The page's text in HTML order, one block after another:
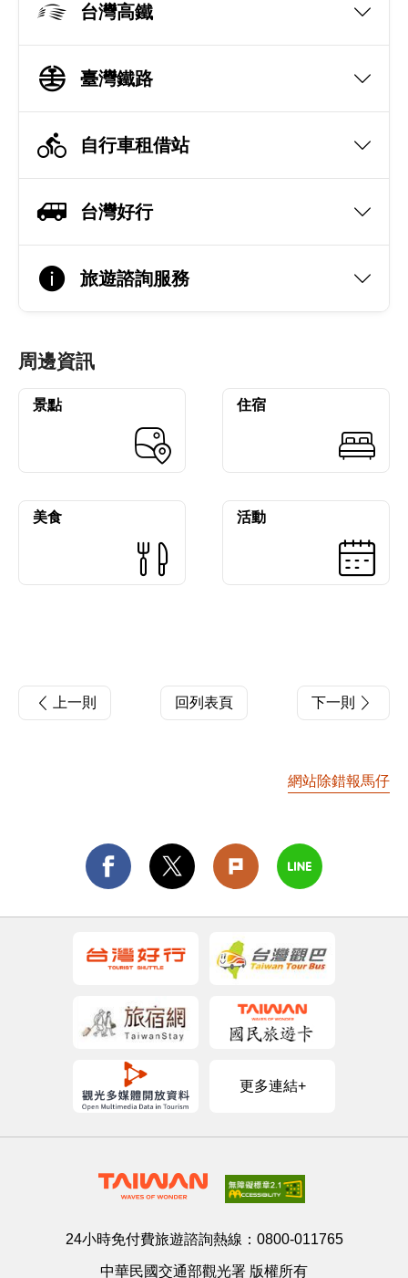
台灣高鐵
臺灣鐵路
自行車租借站
台灣好行
旅遊諮詢服務
周邊資訊
景點 住宿
美食 活動
上一則 回列表頁 下一則
網站除錯報馬仔
更多連結+
24小時免付費旅遊諮詢熱線： 0800-011765
中華民國交通部觀光署 版權所有